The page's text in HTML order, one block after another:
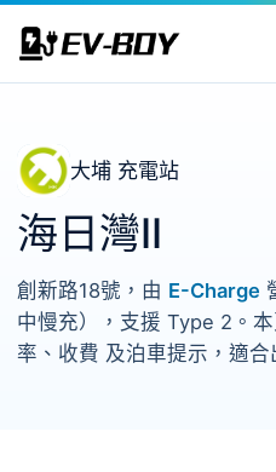
大埔 充電站
海日灣II
創新路18號，由 E-Charge
中慢充），支援 Type 2。
率、收費 及泊車提示，適合